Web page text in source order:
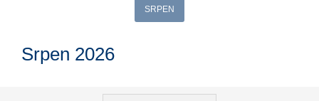
SRPEN
Srpen 2026